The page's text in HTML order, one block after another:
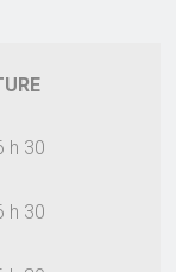
h 30
h 30